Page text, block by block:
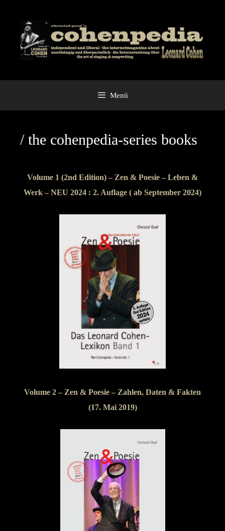
springen
Menü
/ the cohenpedia-series books
Volume 1 (2nd Edition) – Zen & Poesie – Leben &
Werk – NEU 2024 : 2. Auflage ( ab September 2024)
Volume 2 – Zen & Poesie – Zahlen, Daten & Fakten
(17. Mai 2019)